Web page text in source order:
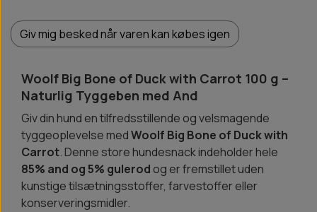
Giv mig besked når varen kan købes igen
Woolf Big Bone of Duck with Carrot 100 g –
Naturlig Tyggeben med And
Giv din hund en tilfredsstillende og velsmagende
tyggeoplevelse medWoolf Big Bone of Duck with
Carrot. Denne store hundesnack indeholder hele
85% and og 5% gulerod og er fremstillet uden
kunstige tilsætningsstoffer, farvestoffer eller
konserveringsmidler.